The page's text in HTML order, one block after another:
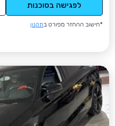
לפגישה בסוכנות
*חישוב ההחזר מפורט בתקנון